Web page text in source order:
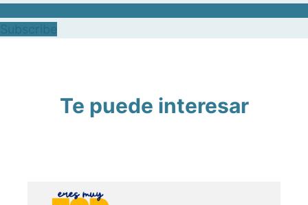
Te puede interesar